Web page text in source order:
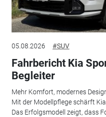
05.08.2026 #SUV
Fahrbericht Kia
Begleiter
Mehr Komfort, modernes
Mit der Modellpflege schärft
Das Erfolgsmodell zeigt, dass